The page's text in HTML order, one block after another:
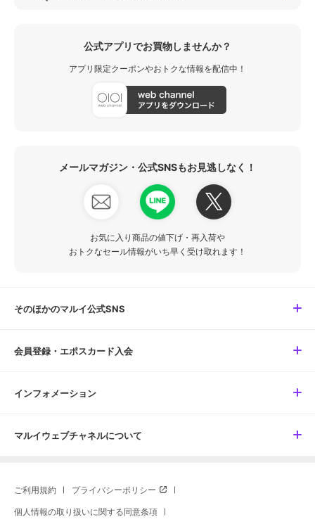
公式アプリでお買物しませんか？
アプリ限定クーポンやおトクな情報を配信中！
メールマガジン・公式SNSもお見逃しなく！
お気に入り商品の値下げ・再入荷や
おトクなセール情報がいち早く受け取れます！
そのほかのマルイ公式SNS
会員登録・エポスカード入会
インフォメーション
マルイウェブチャネルについて
ご利用規約 プライバシーポリシー
個人情報の取り扱いに関する同意条項